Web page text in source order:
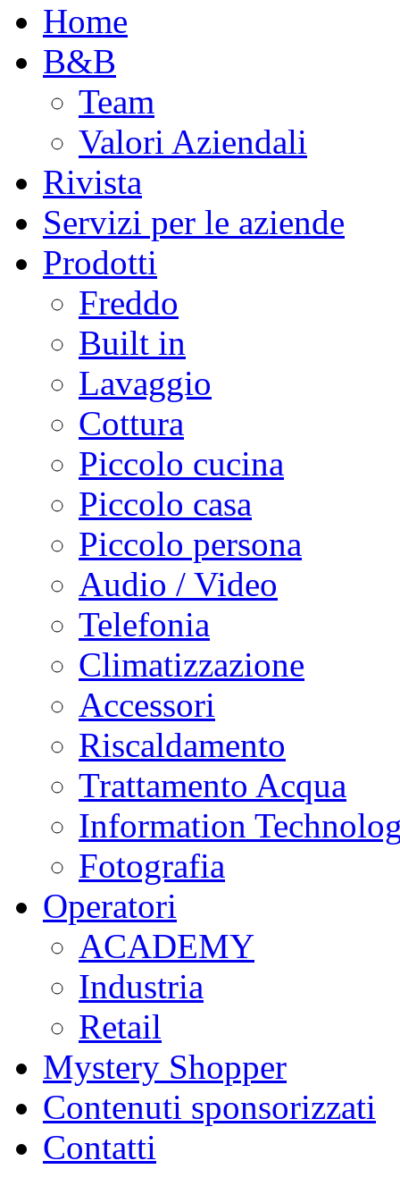
Home
B&B
Team
Valori Aziendali
Rivista
Servizi per le aziende
Prodotti
Freddo
Built in
Lavaggio
Cottura
Piccolo cucina
Piccolo casa
Piccolo persona
Audio / Video
Telefonia
Climatizzazione
Accessori
Riscaldamento
Trattamento Acqua
Information
Fotografia
Operatori
ACADEMY
Industria
Retail
Mystery Shopper
Contenuti sponsorizzati
Contatti